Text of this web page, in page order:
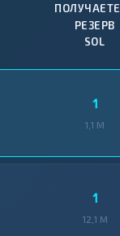
ПОЛУЧАЕТЕ
РЕЗЕРВ
SOL
1
1,1 M
1
12,1 M